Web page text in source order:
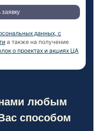
данных, с
а также на получение
о проектах и акциях ЦА
любым
способом